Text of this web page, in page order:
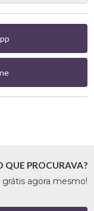
QUE PROCURAVA?
agora mesmo!